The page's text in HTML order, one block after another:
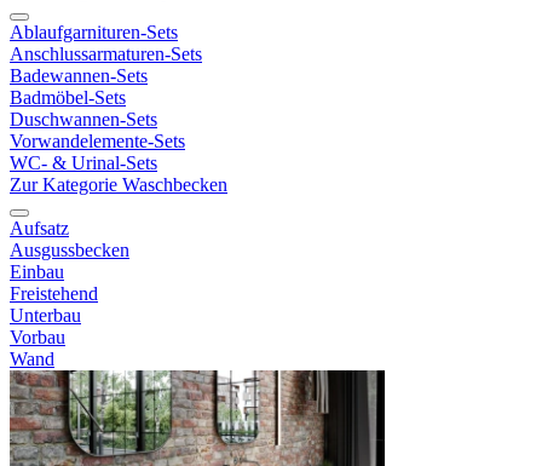
Ablaufgarnituren-Sets
Anschlussarmaturen-Sets
Badewannen-Sets
Badmöbel-Sets
Duschwannen-Sets
Vorwandelemente-Sets
WC- & Urinal-Sets
Zur Kategorie Waschbecken
Aufsatz
Ausgussbecken
Einbau
Freistehend
Unterbau
Vorbau
Wand